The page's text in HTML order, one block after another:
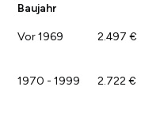
Baujahr
Vor 1969 2.497 €
1970 - 1999 2.722 €